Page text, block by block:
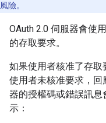
風險。
OAuth 2.0 伺服器會使
的存取要求。
如果使用者核准了存
使用者未核准要求，
器的授權碼或錯誤訊
示：